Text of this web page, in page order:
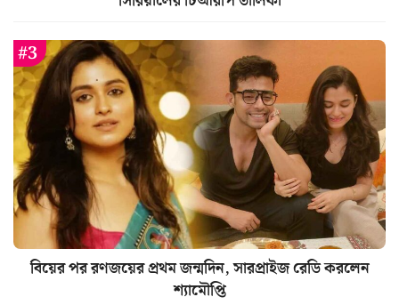
বিয়ের পর রণজয়ের প্রথম জন্মদিন, সারপ্রাইজ রেডি করলেন
শ্যামৌপ্তি